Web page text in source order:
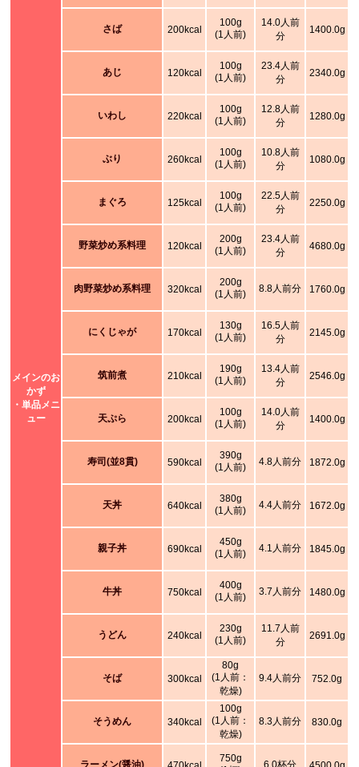
メインのお
かず
・単品メニ
ュー
さば 200kcal
100g
(1人前)
14.0人前
分
1400.0g
あじ 120kcal
100g
(1人前)
23.4人前
分
2340.0g
いわし 220kcal
100g
(1人前)
12.8人前
分
1280.0g
ぶり 260kcal
100g
(1人前)
10.8人前
分
1080.0g
まぐろ 125kcal
100g
(1人前)
22.5人前
分
2250.0g
野菜炒め系料理 120kcal
200g
(1人前)
23.4人前
分
4680.0g
肉野菜炒め系料理 320kcal
200g
(1人前)
8.8人前分 1760.0g
にくじゃが 170kcal
130g
(1人前)
16.5人前
分
2145.0g
筑前煮 210kcal
190g
(1人前)
13.4人前
分
2546.0g
天ぷら 200kcal
100g
(1人前)
14.0人前
分
1400.0g
寿司(並8貫) 590kcal
390g
(1人前)
4.8人前分 1872.0g
天丼 640kcal
380g
(1人前)
4.4人前分 1672.0g
親子丼 690kcal
450g
(1人前)
4.1人前分 1845.0g
牛丼 750kcal
400g
(1人前)
3.7人前分 1480.0g
うどん 240kcal
230g
(1人前)
11.7人前
分
2691.0g
そば 300kcal
80g
(1人前：
乾燥)
9.4人前分 752.0g
そうめん 340kcal
100g
(1人前：
乾燥)
8.3人前分 830.0g
ラーメン(醤油)
750g
6.0杯分